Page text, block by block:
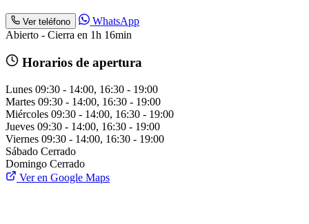
Ver teléfono
WhatsApp
Abierto - Cierra en 1h 16min
Horarios de apertura
Lunes 09:30 - 14:00, 16:30 - 19:00
Martes 09:30 - 14:00, 16:30 - 19:00
Miércoles 09:30 - 14:00, 16:30 - 19:00
Jueves 09:30 - 14:00, 16:30 - 19:00
Viernes 09:30 - 14:00, 16:30 - 19:00
Sábado Cerrado
Domingo Cerrado
Ver en Google Maps